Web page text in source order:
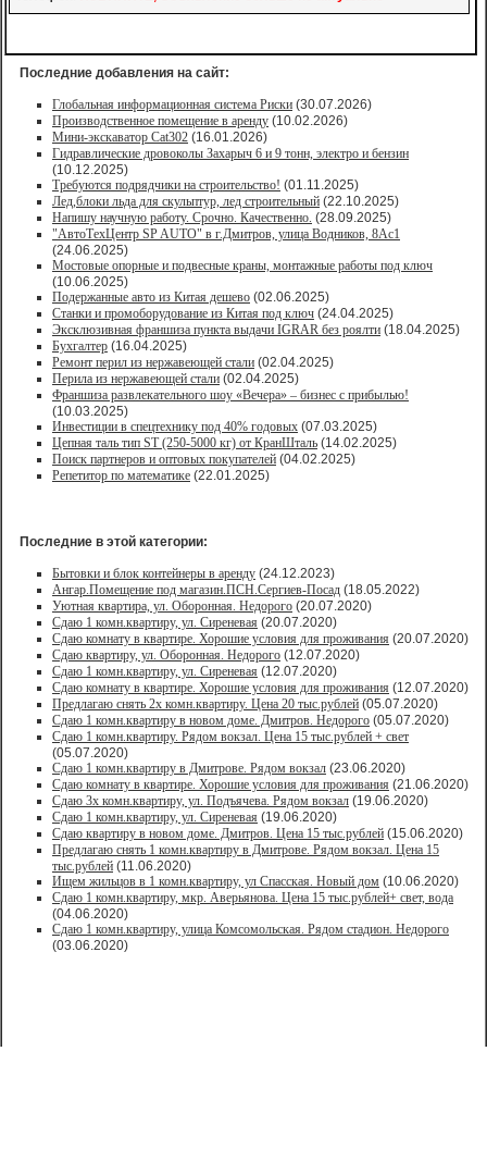
Последние добавления на сайт:
Глобальная информационная система Риски (30.07.2026)
Производственное помещение в аренду (10.02.2026)
Мини-экскаватор Cat302 (16.01.2026)
Гидравлические дровоколы Захарыч 6 и 9 тонн, электро и бензин
(10.12.2025)
Требуются подрядчики на строительство! (01.11.2025)
Лед,блоки льда для скульптур, лед строительный (22.10.2025)
Напишу научную работу. Срочно. Качественно. (28.09.2025)
"АвтоТехЦентр SP AUTO" в г.Дмитров, улица Водников, 8Ас1
(24.06.2025)
Мостовые опорные и подвесные краны, монтажные работы под ключ
(10.06.2025)
Подержанные авто из Китая дешево (02.06.2025)
Станки и промоборудование из Китая под ключ (24.04.2025)
Эксклюзивная франшиза пункта выдачи IGRAR без роялти (18.04.2025)
Бухгалтер (16.04.2025)
Ремонт перил из нержавеющей стали (02.04.2025)
Перила из нержавеющей стали (02.04.2025)
Франшиза развлекательного шоу «Вечера» – бизнес с прибылью!
(10.03.2025)
Инвестиции в спецтехнику под 40% годовых (07.03.2025)
Цепная таль тип ST (250-5000 кг) от КранШталь (14.02.2025)
Поиск партнеров и оптовых покупателей (04.02.2025)
Репетитор по математике (22.01.2025)
Последние в этой категории:
Бытовки и блок контейнеры в аренду (24.12.2023)
Ангар.Помещение под магазин.ПСН.Сергиев-Посад (18.05.2022)
Уютная квартира, ул. Оборонная. Недорого (20.07.2020)
Сдаю 1 комн.квартиру, ул. Сиреневая (20.07.2020)
Сдаю комнату в квартире. Хорошие условия для проживания (20.07.2020)
Сдаю квартиру, ул. Оборонная. Недорого (12.07.2020)
Сдаю 1 комн.квартиру, ул. Сиреневая (12.07.2020)
Сдаю комнату в квартире. Хорошие условия для проживания (12.07.2020)
Предлагаю снять 2х комн.квартиру. Цена 20 тыс.рублей (05.07.2020)
Сдаю 1 комн.квартиру в новом доме. Дмитров. Недорого (05.07.2020)
Сдаю 1 комн.квартиру. Рядом вокзал. Цена 15 тыс.рублей + свет
(05.07.2020)
Сдаю 1 комн.квартиру в Дмитрове. Рядом вокзал (23.06.2020)
Сдаю комнату в квартире. Хорошие условия для проживания (21.06.2020)
Сдаю 3х комн.квартиру, ул. Подъячева. Рядом вокзал (19.06.2020)
Сдаю 1 комн.квартиру, ул. Сиреневая (19.06.2020)
Сдаю квартиру в новом доме. Дмитров. Цена 15 тыс.рублей (15.06.2020)
Предлагаю снять 1 комн.квартиру в Дмитрове. Рядом вокзал. Цена 15
тыс.рублей (11.06.2020)
Ищем жильцов в 1 комн.квартиру, ул Спасская. Новый дом (10.06.2020)
Сдаю 1 комн.квартиру, мкр. Аверьянова. Цена 15 тыс.рублей+ свет, вода
(04.06.2020)
Сдаю 1 комн.квартиру, улица Комсомольская. Рядом стадион. Недорого
(03.06.2020)